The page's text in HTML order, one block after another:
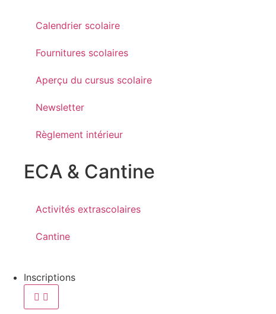
Calendrier scolaire
Fournitures scolaires
Aperçu du cursus scolaire
Newsletter
Règlement intérieur
ECA & Cantine
Activités extrascolaires
Cantine
Inscriptions